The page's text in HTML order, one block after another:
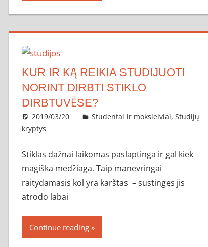
KUR IR KĄ REIKIA STUDIJUOTI
NORINT DIRBTI STIKLO
DIRBTUVĖSE?
2019/03/20 administratorius
Studentai ir moksleiviai,Studijų
kryptys
Stiklas dažnai laikomas paslaptinga ir gal kiek
magiška medžiaga. Taip manevringai
raitydamasis kol yra karštas – sustingęs jis
atrodo labai
Continue reading